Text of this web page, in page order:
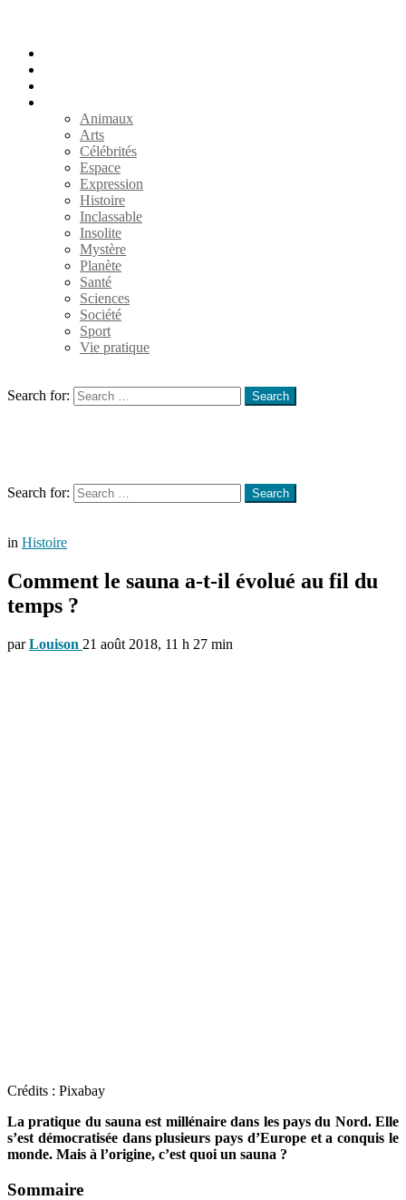
Animaux
Arts
Célébrités
Espace
Expression
Histoire
Inclassable
Insolite
Mystère
Planète
Santé
Sciences
Société
Sport
Vie pratique
Search for:
Search
Search for:
Search
in Histoire
Comment le sauna a-t-il évolué au fil du
temps ?
par Louison 21 août 2018, 11 h 27 min
Crédits : Pixabay
La pratique du sauna est millénaire dans les pays du Nord. Elle
s’est démocratisée dans plusieurs pays d’Europe et a conquis le
monde. Mais à l’origine, c’est quoi un sauna ?
Sommaire